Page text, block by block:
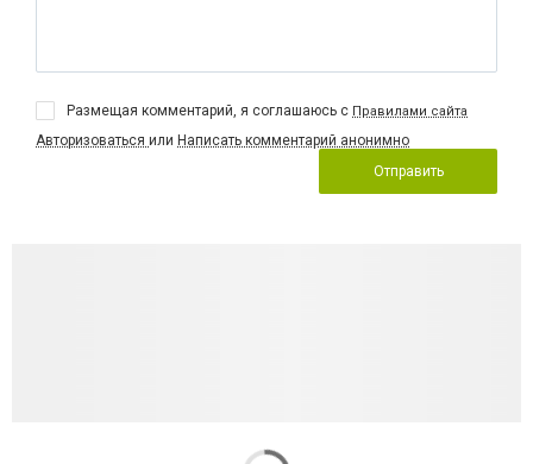
Размещая комментарий, я соглашаюсь с Правилами сайта
Авторизоваться или Написать комментарий анонимно
Отправить